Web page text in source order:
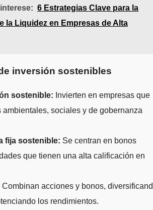
6 Estrategias Clave para la
la Liquidez en Empresas de Alta
inversión sostenibles
sostenible: Invierten en empresas que
ambientales, sociales y de gobernanza
fija sostenible: Se centran en bonos
que tienen una alta calificación en
Combinan acciones y bonos,
los rendimientos.